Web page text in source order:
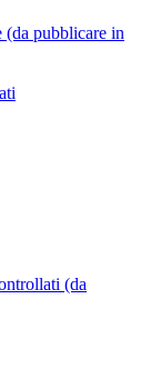
(da pubblicare in
(da